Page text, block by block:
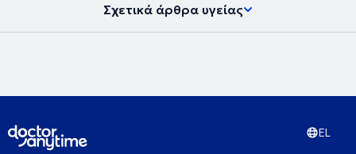
Σχετικά άρθρα υγείας
EL